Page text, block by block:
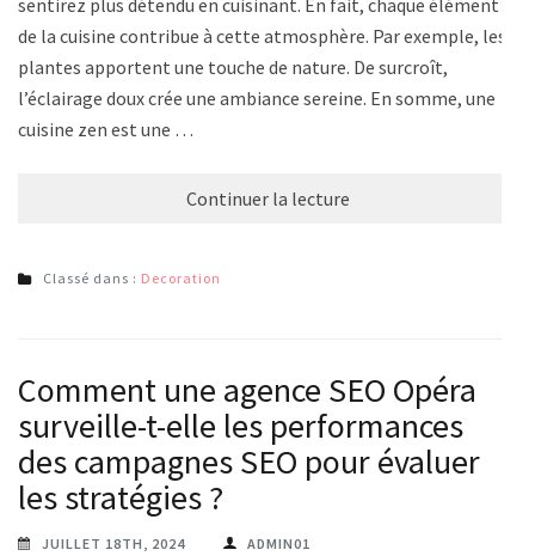
de la cuisine contribue à cette atmosphère. Par exemple, les
plantes apportent une touche de nature. De surcroît,
l’éclairage doux crée une ambiance sereine. En somme, une
cuisine zen est une …
Continuer la lecture
Classé dans : Decoration
Comment une agence SEO Opéra
surveille-t-elle les performances
des campagnes SEO pour évaluer
les stratégies ?
JUILLET 18TH, 2024 ADMIN01